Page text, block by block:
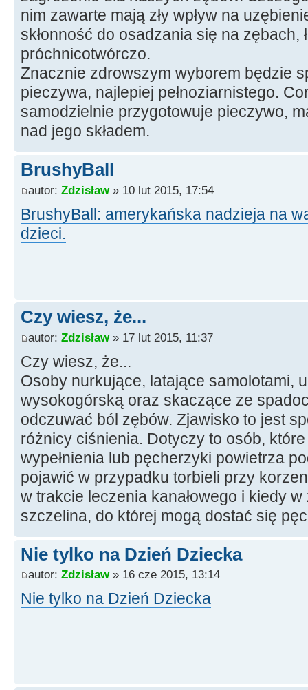
nim zawarte mają zły wpływ na
skłonność do osadzania się na zębach,
próchnicotwórczo.
Znacznie zdrowszym wyborem będzie
pieczywa, najlepiej pełnoziarnistego.
samodzielnie przygotowuje pieczywo,
nad jego składem.
BrushyBall
autor: Zdzisław» 10 lut 2015, 17:54
BrushyBall: amerykańska nadzieja na
dzieci.
Czy wiesz, że...
autor: Zdzisław» 17 lut 2015, 11:37
Czy wiesz, że...
Osoby nurkujące, latające samolotami,
wysokogórską oraz skaczące ze
odczuwać ból zębów. Zjawisko to jest
różnicy ciśnienia. Dotyczy to osób,
wypełnienia lub pęcherzyki powietrza
pojawić w przypadku torbieli przy
w trakcie leczenia kanałowego i kiedy
szczelina, do której mogą dostać się
Nie tylko na Dzień Dziecka
autor: Zdzisław» 16 cze 2015, 13:14
Nie tylko na Dzień Dziecka